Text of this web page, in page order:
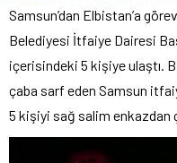
Samsun’dan Elbistan’a
Belediyesi İtfaiye Dairesi
içerisindeki 5 kişiye ulaştı.
çaba sarf eden Samsun
5 kişiyi sağ salim enkazdan